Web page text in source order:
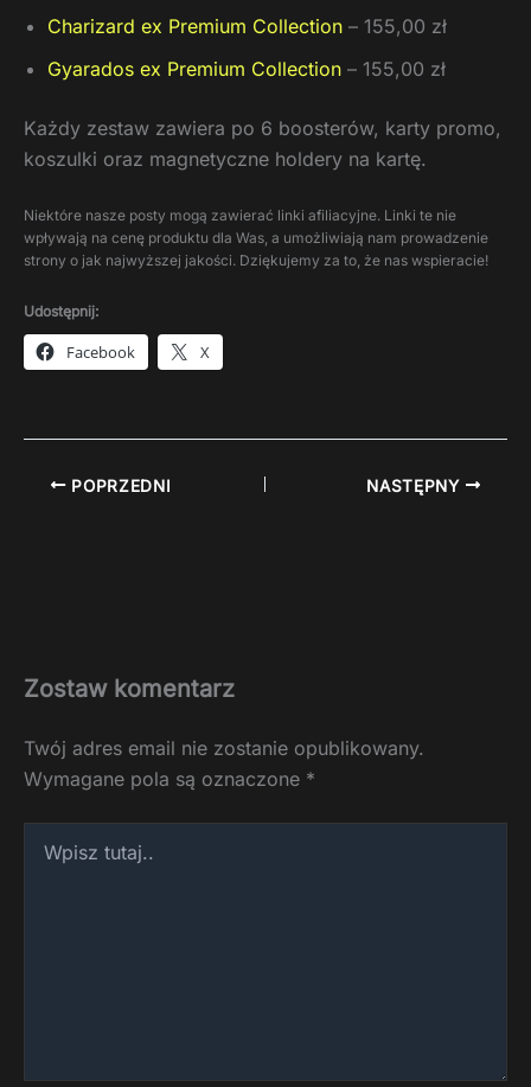
Charizard ex Premium Collection – 155,00 zł
Gyarados ex Premium Collection – 155,00 zł
Każdy zestaw zawiera po 6 boosterów, karty promo,
koszulki oraz magnetyczne holdery na kartę.
Niektóre nasze posty mogą zawierać linki afiliacyjne. Linki te nie
wpływają na cenę produktu dla Was, a umożliwiają nam prowadzenie
strony o jak najwyższej jakości. Dziękujemy za to, że nas wspieracie!
Udostępnij:
Facebook X
POPRZEDNI NASTĘPNY
Zostaw komentarz
Twój adres email nie zostanie opublikowany.
Wymagane pola są oznaczone *
tutaj..